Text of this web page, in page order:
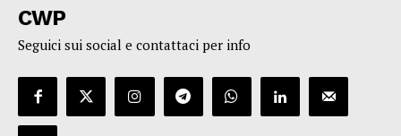
CWP
Seguici sui social e contattaci per info